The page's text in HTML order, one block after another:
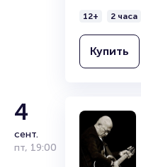
12+ 2 часа
Купить
4
сент.
пт, 19:00